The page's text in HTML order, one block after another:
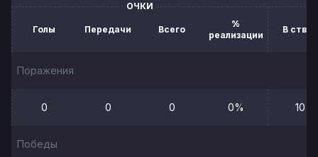
ОЧКИ
Голы Передачи Всего
%
реализации
В створ
Поражения
0 0 0 0% 10
Победы